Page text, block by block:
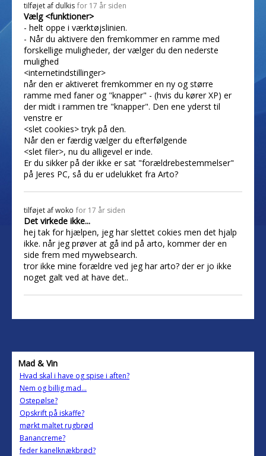
tilføjet af dulkis for 17 år siden
Vælg <funktioner>
- helt oppe i værktøjslinien.
- Når du aktivere den fremkommer en ramme med
forskellige muligheder, der vælger du den nederste
mulighed
<internetindstillinger>
når den er aktiveret fremkommer en ny og større
ramme med faner og "knapper" - (hvis du kører XP) er
der midt i rammen tre "knapper". Den ene yderst til
venstre er
<slet cookies> tryk på den.
Når den er færdig vælger du efterfølgende
<slet filer>, nu du alligevel er inde.
Er du sikker på der ikke er sat "forældrebestemmelser"
på Jeres PC, så du er udelukket fra Arto?
tilføjet afwoko for 17 år siden
Det virkede ikke...
hej tak for hjælpen, jeg har slettet cokies men det hjalp
ikke. når jeg prøver at gå ind på arto, kommer der en
side frem med mywebsearch.
tror ikke mine forældre ved jeg har arto? der er jo ikke
noget galt ved at have det..
Mad & Vin
Hvad skal i have og spise i aften?
Nem og billig mad...
Ostepølse?
Opskrift på iskaffe?
mørkt maltet rugbrød
Banancreme?
feder kanelknækbrød?